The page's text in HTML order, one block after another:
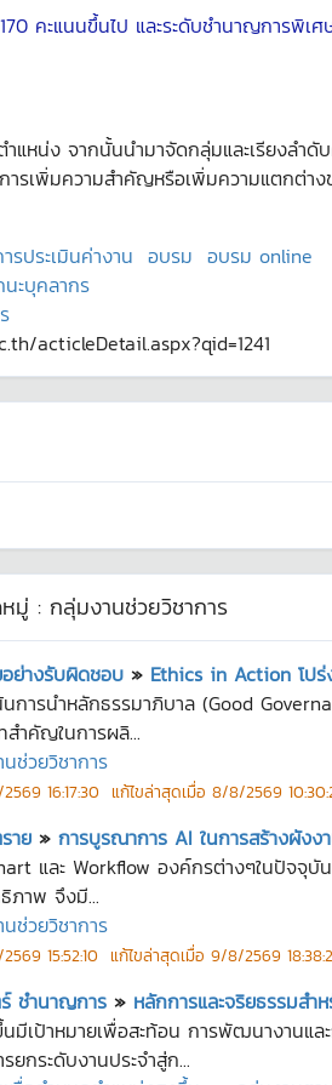
คะแนนขึ้นไป และระดับชำนาญการพิเ
น่ง จากนั้นนำมาจัดกลุ่มและเรียงลำดั
ารเพิ่มความสำคัญหรือเพิ่มความแตกต่า
รประเมินค่างาน อบรม อบรม online
ะบุคลากร
acticleDetail.aspx?qid=1241
มู่ : กลุ่มงานช่วยวิชาการ
อย่างรับผิดชอบ » Ethics in Action โปร่
การนำหลักธรรมาภิบาล (Good
ำคัญในการผลิ...
ช่วยวิชาการ
16:17:30 แก้ไขล่าสุดเมื่อ 8/8/2569
าย » การบูรณาการ AI ในการสร้างผัง
และ Workflow องค์กรต่างๆในปัจจุบั
ภาพ จึงมี...
ช่วยวิชาการ
15:52:10 แก้ไขล่าสุดเมื่อ 9/8/2569
ชำนาญการ » หลักการและจริยธรรมส
มีเป้าหมายเพื่อสะท้อน การพัฒนางาน
กระดับงานประจำสู่ก...